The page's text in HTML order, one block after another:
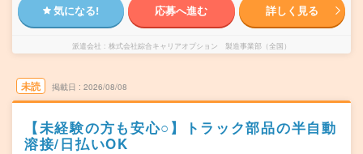
気になる! 応募へ進む 詳しく見る
派遣会社 株式会社綜合キャリアオプション 製造事業部（全国）
未読 掲載日 2026/08/08
【未経験の方も安心○】トラック部品の半自動
溶接/日払いOK